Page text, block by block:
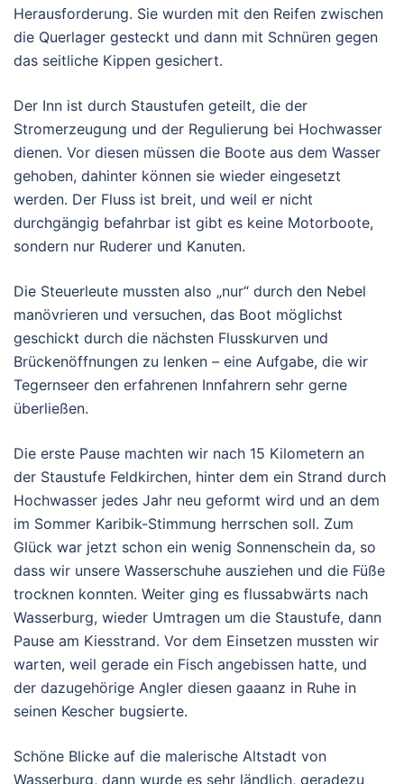
Herausforderung. Sie wurden mit den Reifen zwischen
die Querlager gesteckt und dann mit Schnüren gegen
das seitliche Kippen gesichert.
Der Inn ist durch Staustufen geteilt, die der
Stromerzeugung und der Regulierung bei Hochwasser
dienen. Vor diesen müssen die Boote aus dem Wasser
gehoben, dahinter können sie wieder eingesetzt
werden. Der Fluss ist breit, und weil er nicht
durchgängig befahrbar ist gibt es keine Motorboote,
sondern nur Ruderer und Kanuten.
Die Steuerleute mussten also „nur“ durch den Nebel
manövrieren und versuchen, das Boot möglichst
geschickt durch die nächsten Flusskurven und
Brückenöffnungen zu lenken – eine Aufgabe, die wir
Tegernseer den erfahrenen Innfahrern sehr gerne
überließen.
Die erste Pause machten wir nach 15 Kilometern an
der Staustufe Feldkirchen, hinter dem ein Strand durch
Hochwasser jedes Jahr neu geformt wird und an dem
im Sommer Karibik-Stimmung herrschen soll. Zum
Glück war jetzt schon ein wenig Sonnenschein da, so
dass wir unsere Wasserschuhe ausziehen und die Füße
trocknen konnten. Weiter ging es flussabwärts nach
Wasserburg, wieder Umtragen um die Staustufe, dann
Pause am Kiesstrand. Vor dem Einsetzen mussten wir
warten, weil gerade ein Fisch angebissen hatte, und
der dazugehörige Angler diesen gaaanz in Ruhe in
seinen Kescher bugsierte.
Schöne Blicke auf die malerische Altstadt von
Wasserburg, dann wurde es sehr ländlich, geradezu